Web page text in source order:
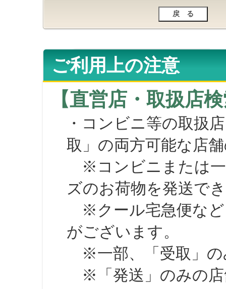
ご利用上の注意
【直営店・取扱店
・コンビニ等の取扱
取」の両方可能な店
※コンビニまたは一
ズのお荷物を発送で
※クール宅急便など
がございます。
※一部、「受取」の
※「発送」のみの店